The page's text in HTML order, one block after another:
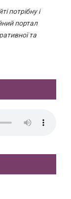
потрібну і
портал
та